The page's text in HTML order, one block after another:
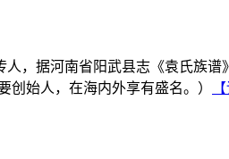
，据河南省阳武县志《袁氏族
创始人，在海内外享有盛名。）